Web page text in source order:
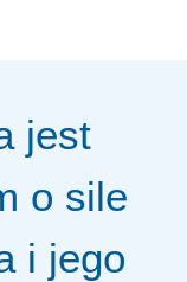
jest
o sile
i jego